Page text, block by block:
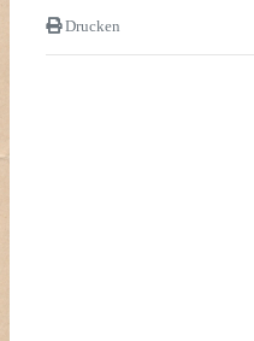
Drucken